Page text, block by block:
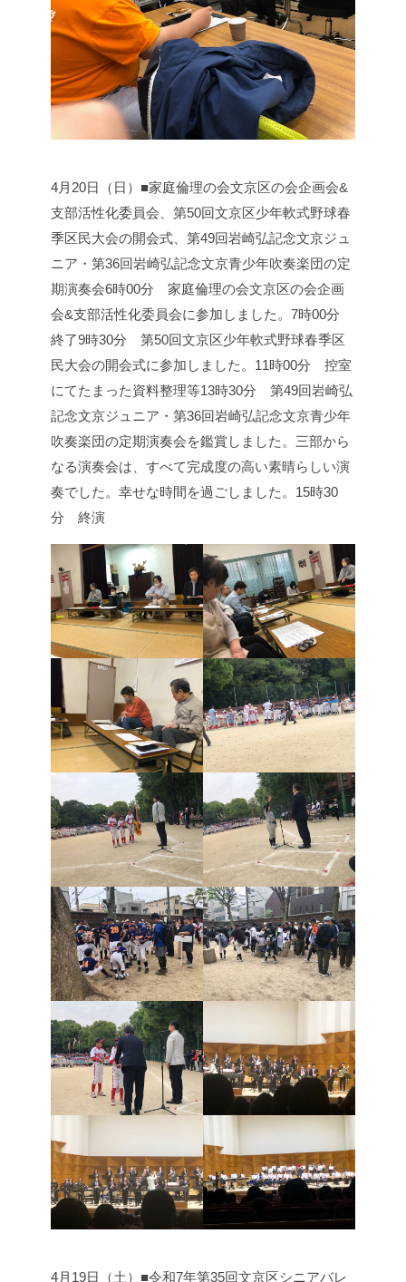
4月20日（日）■家庭倫理の会文京区の会企画会&
支部活性化委員会、第50回文京区少年軟式野球春
季区民大会の開会式、第49回岩崎弘記念文京ジュ
ニア・第36回岩崎弘記念文京青少年吹奏楽団の定
期演奏会6時00分 家庭倫理の会文京区の会企画
会&支部活性化委員会に参加しました。 7時00分
終了9時30分 第50回文京区少年軟式野球春季区
民大会の開会式に参加しました。 11時00分 控室
にてたまった資料整理等13時30分 第49回岩崎弘
記念文京ジュニア・第36回岩崎弘記念文京青少年
吹奏楽団の定期演奏会を鑑賞しました。 三部から
なる演奏会は、すべて完成度の高い素晴らしい演
奏でした。幸せな時間を過ごしました。 15時30
分 終演
4月19日（土）■令和7年第35回文京区シニアバレ